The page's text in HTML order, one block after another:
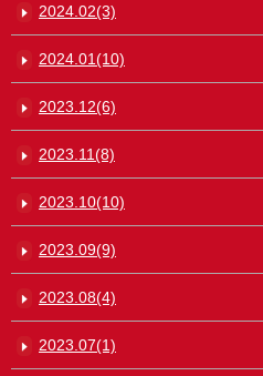
2024.02(3)
2024.01(10)
2023.12(6)
2023.11(8)
2023.10(10)
2023.09(9)
2023.08(4)
2023.07(1)